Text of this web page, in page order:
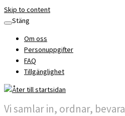
Skip to content
Stäng
Om oss
Personuppgifter
FAQ
Tillgänglighet
Vi samlar in, ordnar,